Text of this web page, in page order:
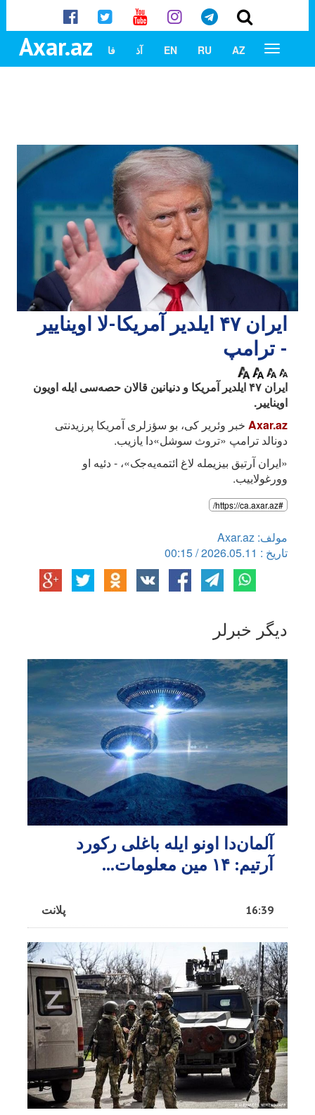
Axar.az AZ
RU
EN آذ فا
ایران ۴۷ ایلدیر آمریکا-لا اویناییر
- ترامپ
ایران ۴۷ ایلدیر آمریکا و دنیانین قالان حصه‌سی ایله اویون
اویناییر.
Axar.az خبر وئریر کی، بو سؤزلری آمریکا پرزیدنتی
دونالد ترامپ «تروث سوشل»دا یازیب.
«ایران آرتیق بیزیمله لاغ ائتمه‌یه‌جک»، - دئیه او
وورغولاییب.
#https://ca.axar.az/
مولف: Axar.az
تاریخ : 2026.05.11 / 00:15
دیگر خبرلر
آلمان‌دا اونو ایله باغلی رکورد
آرتیم: ۱۴ مین معلومات...
پلانت 16:39